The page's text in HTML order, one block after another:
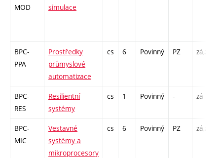
MOD
simulace
BPC-
PPA
Prostředky
průmyslové
automatizace
cs 6 Povinný PZ zá,zk
BPC-
RES
Resilientní
systémy
cs 1 Povinný - zá
BPC-
MIC
Vestavné
systémy a
mikroprocesory
cs 6 Povinný PZ zá,zk